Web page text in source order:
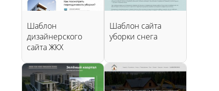
Шаблон
дизайнерского
сайта ЖКХ
Шаблон сайта
уборки снега